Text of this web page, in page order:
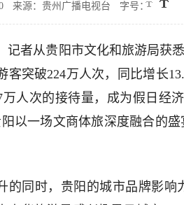
来源：贵州广播电视台 字号：
记者从贵阳市文化和旅游局获
客突破224万人次，同比增长
万人次的接待量，成为假日经
以一场文商体旅深度融合的
的同时，贵阳的城市品牌影